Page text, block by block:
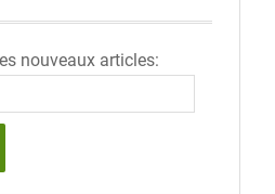
nouveaux articles: